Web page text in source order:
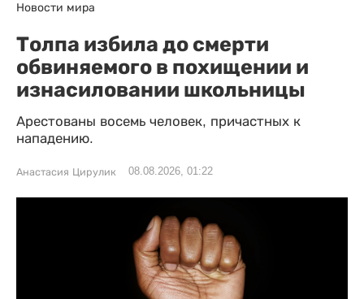
Новости мира
Толпа избила до смерти
обвиняемого в похищении и
изнасиловании школьницы
Арестованы восемь человек, причастных к
нападению.
Анастасия Цирулик 08.08.2026, 01:22